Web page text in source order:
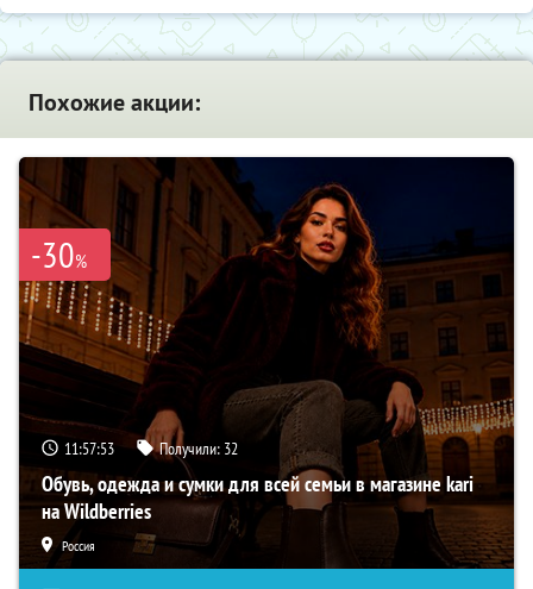
Похожие акции:
-30%
11:57:52 Получили: 32
Обувь, одежда и сумки для всей семьи в магазине kari
на Wildberries
Россия